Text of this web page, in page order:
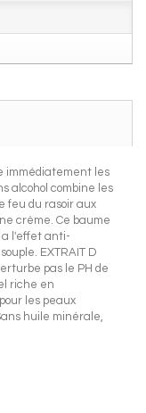
immédiatement les
alcohol combine les
feu du rasoir aux
crème. Ce baume
a l'effet anti-
EXTRAIT D
pas le PH de
riche en
les peaux
huile minérale,